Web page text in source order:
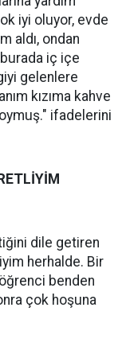
iyi oluyor, evde
aldı, ondan
iç içe
gelenlere
kızıma kahve
ifadelerini
dile getiren
herhalde. Bir
benden
çok hoşuna